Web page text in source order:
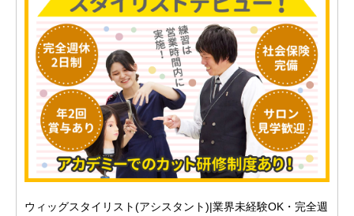
ウィッグスタイリスト(アシスタント)|業界未経験OK・完全週